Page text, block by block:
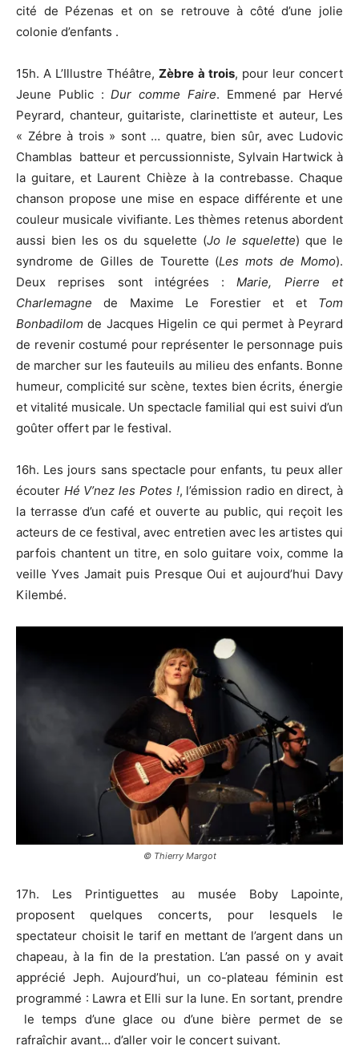
cité de Pézenas et on se retrouve à côté d’une jolie
colonie d’enfants .
15h. A L’Illustre Théâtre,Zèbre à trois, pour leur concert
Jeune Public :Dur comme Faire. Emmené par Hervé
Peyrard, chanteur, guitariste, clarinettiste et auteur, Les
« Zébre à trois » sont … quatre, bien sûr, avec Ludovic
Chamblas batteur et percussionniste, Sylvain Hartwick à
la guitare, et Laurent Chièze à la contrebasse. Chaque
chanson propose une mise en espace différente et une
couleur musicale vivifiante. Les thèmes retenus abordent
aussi bien les os du squelette (Jo le squelette) que le
syndrome de Gilles de Tourette (Les mots de Momo).
Deux reprises sont intégrées :Marie, Pierre et
Charlemagne de Maxime Le Forestier et et Tom
Bonbadilom de Jacques Higelin ce qui permet à Peyrard
de revenir costumé pour représenter le personnage puis
de marcher sur les fauteuils au milieu des enfants. Bonne
humeur, complicité sur scène, textes bien écrits, énergie
et vitalité musicale. Un spectacle familial qui est suivi d’un
goûter offert par le festival.
16h. Les jours sans spectacle pour enfants, tu peux aller
écouter Hé V’nez les Potes !, l’émission radio en direct, à
la terrasse d’un café et ouverte au public, qui reçoit les
acteurs de ce festival, avec entretien avec les artistes qui
parfois chantent un titre, en solo guitare voix, comme la
veille Yves Jamait puis Presque Oui et aujourd’hui Davy
Kilembé.
© Thierry Margot
17h. Les Printiguettes au musée Boby Lapointe,
proposent quelques concerts, pour lesquels le
spectateur choisit le tarif en mettant de l’argent dans un
chapeau, à la fin de la prestation. L’an passé on y avait
apprécié Jeph. Aujourd’hui, un co-plateau féminin est
programmé : Lawra et Elli sur la lune. En sortant, prendre
le temps d’une glace ou d’une bière permet de se
rafraîchir avant… d’aller voir le concert suivant.